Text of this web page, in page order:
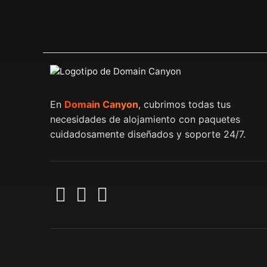
En Domain Canyon, cubrimos todas tus
necesidades de alojamiento con paquetes
cuidadosamente diseñados y soporte 24/7.